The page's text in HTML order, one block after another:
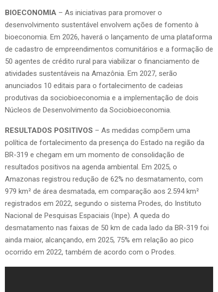
BIOECONOMIA – As iniciativas para promover o
desenvolvimento sustentável envolvem ações de fomento à
bioeconomia. Em 2026, haverá o lançamento de uma plataforma
de cadastro de empreendimentos comunitários e a formação de
50 agentes de crédito rural para viabilizar o financiamento de
atividades sustentáveis na Amazônia. Em 2027, serão
anunciados 10 editais para o fortalecimento de cadeias
produtivas da sociobioeconomia e a implementação de dois
Núcleos de Desenvolvimento da Sociobioeconomia.
RESULTADOS POSITIVOS – As medidas compõem uma
política de fortalecimento da presença do Estado na região da
BR-319 e chegam em um momento de consolidação de
resultados positivos na agenda ambiental. Em 2025, o
Amazonas registrou redução de 62% no desmatamento, com
979 km² de área desmatada, em comparação aos 2.594 km²
registrados em 2022, segundo o sistema Prodes, do Instituto
Nacional de Pesquisas Espaciais (Inpe). A queda do
desmatamento nas faixas de 50 km de cada lado da BR-319 foi
ainda maior, alcançando, em 2025, 75% em relação ao pico
ocorrido em 2022, também de acordo com o Prodes.